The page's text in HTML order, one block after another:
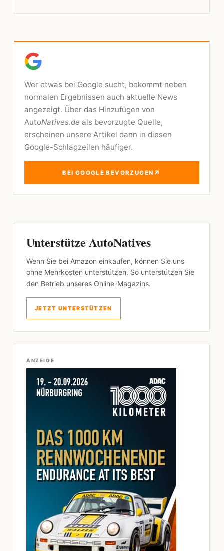
Wer etwas bei Google sucht, bekommt neben
normalen Ergebnissen auch aktuelle News
angezeigt. Über das Hinzufügen von
AutoNatives.de als bevorzugte Quelle,
erscheinen unsere Artikel dann in diesen
Google-Schlagzeilen häufiger.
BEI GOOGLE BEVORZUGEN ↗
Unterstütze AutoNatives
Wenn Sie bei Amazon einkaufen, können Sie uns
ohne Mehrkosten unterstützen. So unterstützen Sie
den Betrieb unseres Online-Magazins.
JETZT UNTERSTÜTZEN
ANZEIGE